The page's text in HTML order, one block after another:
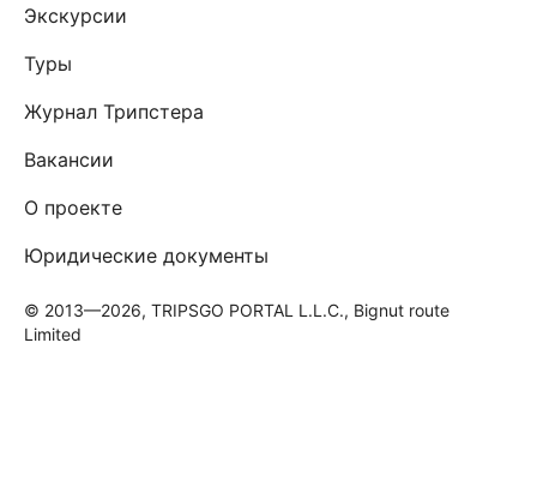
Экскурсии
Туры
Журнал Трипстера
Вакансии
О проекте
Юридические документы
© 2013—2026, TRIPSGO PORTAL L.L.C., Bignut route
Limited